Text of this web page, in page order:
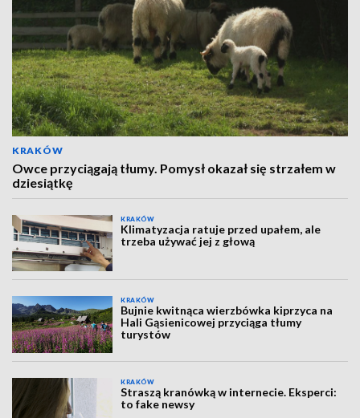
KRAKÓW
Owce przyciągają tłumy. Pomysł okazał się strzałem w
dziesiątkę
KRAKÓW
Klimatyzacja ratuje przed upałem, ale
trzeba używać jej z głową
KRAKÓW
Bujnie kwitnąca wierzbówka kiprzyca na
Hali Gąsienicowej przyciąga tłumy
turystów
KRAKÓW
Straszą kranówką w internecie. Eksperci:
to fake newsy